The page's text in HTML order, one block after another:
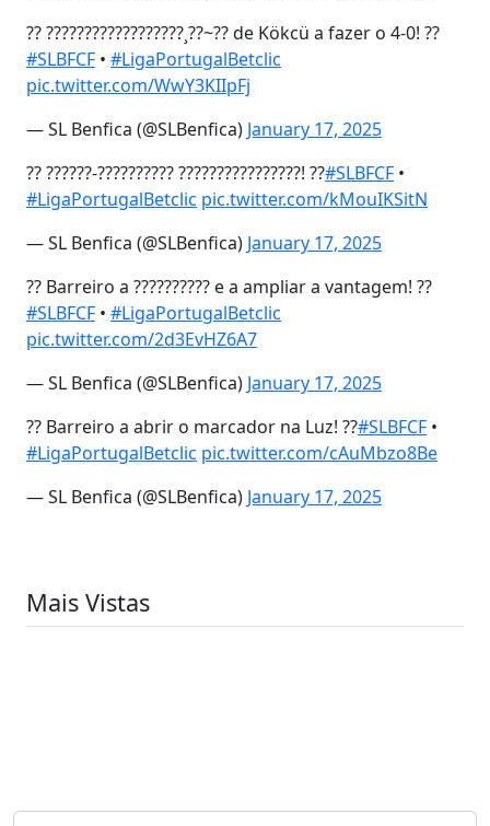
?? ??????????????????¸??~?? de Kökcü a fazer o 4-0! ??
#SLBFCF • #LigaPortugalBetclic
pic.twitter.com/WwY3KIIpFj
— SL Benfica (@SLBenfica) January 17, 2025
?? ??????-?????????? ????????????????! ??#SLBFCF •
#LigaPortugalBetclic pic.twitter.com/kMouIKSitN
— SL Benfica (@SLBenfica) January 17, 2025
?? Barreiro a ?????????? e a ampliar a vantagem! ??
#SLBFCF • #LigaPortugalBetclic
pic.twitter.com/2d3EvHZ6A7
— SL Benfica (@SLBenfica) January 17, 2025
?? Barreiro a abrir o marcador na Luz! ??#SLBFCF •
#LigaPortugalBetclic pic.twitter.com/cAuMbzo8Be
— SL Benfica (@SLBenfica) January 17, 2025
Mais Vistas